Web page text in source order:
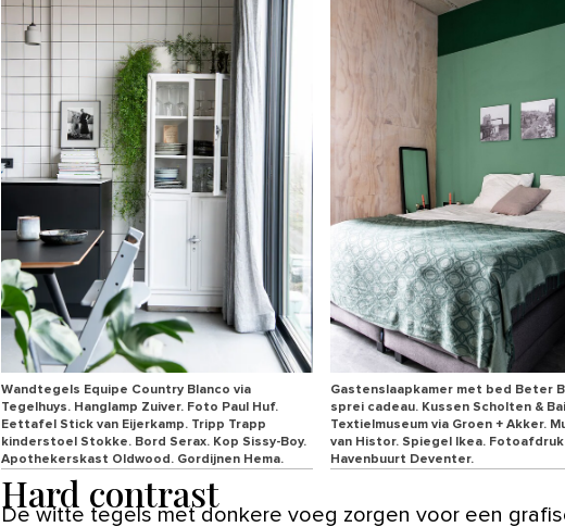
Wandtegels Equipe Country Blanco via
Tegelhuys. Hanglamp Zuiver. Foto Paul Huf.
Eettafel Stick van Eijerkamp. Tripp Trapp
kinderstoel Stokke. Bord Serax. Kop Sissy-Boy.
Apothekerskast Oldwood. Gordijnen Hema.
Gastenslaapkamer met bed Beter
sprei cadeau. Kussen Scholten &
Textielmuseum via Groen + Akker.
van Histor. Spiegel Ikea.
Havenbuurt Deventer.
Hard contrast
De witte tegels met donkere voeg zorgen voor een grafisch